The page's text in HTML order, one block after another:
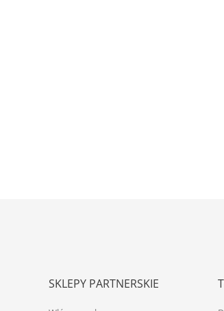
SKLEPY PARTNERSKIE